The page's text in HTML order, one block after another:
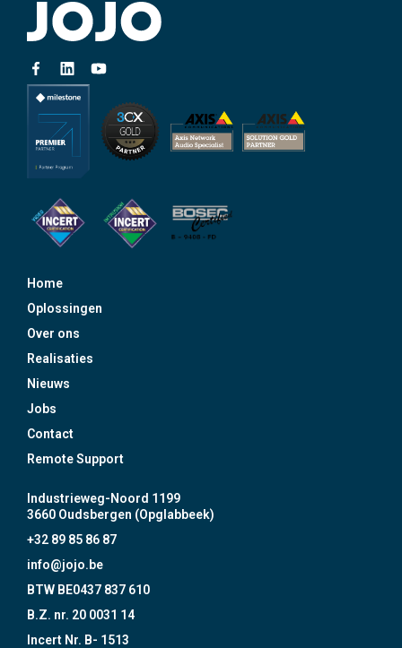
Home
Oplossingen
Over ons
Realisaties
Nieuws
Jobs
Contact
Remote Support
Industrieweg-Noord 1199
3660 Oudsbergen (Opglabbeek)
+32 89 85 86 87
info@jojo.be
BTW BE0437 837 610
B.Z. nr. 20 0031 14
Incert Nr. B- 1513